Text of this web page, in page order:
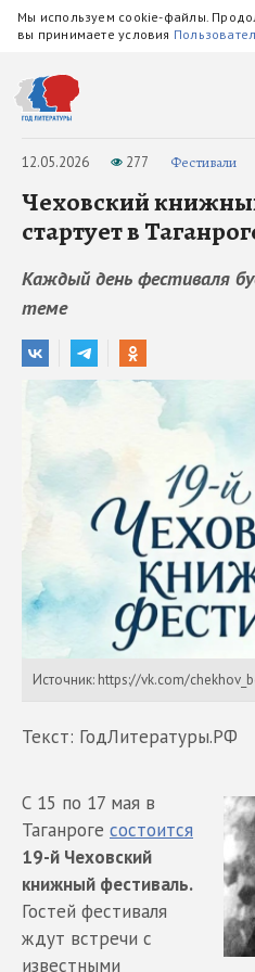
Мы используем cookie-файлы.
вы принимаете условия
12.05.2026 277 Фестивали
Чеховский
стартует в
Каждый день фестиваля
теме
Источник: https://vk.com/
Текст: ГодЛитературы.РФ
С 15 по 17 мая в
Таганроге состоится
19-й Чеховский
книжный фестиваль.
Гостей фестиваля
ждут встречи с
известными